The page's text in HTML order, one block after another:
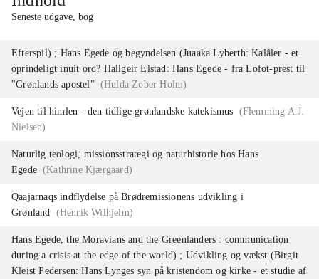
Seneste udgave, bog
Efterspil) ; Hans Egede og begyndelsen (Juaaka Lyberth: Kalâler - et
oprindeligt inuit ord? Hallgeir Elstad: Hans Egede - fra Lofot-prest til
"Grønlands apostel" (Hulda Zober Holm)
Vejen til himlen - den tidlige grønlandske katekismus (Flemming A.J.
Nielsen)
Naturlig teologi, missionsstrategi og naturhistorie hos Hans
Egede (Kathrine Kjærgaard)
Qaajarnaqs indflydelse på Brødremissionens udvikling i
Grønland
(Henrik Wilhjelm)
Hans Egede, the Moravians and the Greenlanders : communication
during a crisis at the edge of the world) ; Udvikling og vækst (Birgit
Kleist Pedersen: Hans Lynges syn på kristendom og kirke - et studie af